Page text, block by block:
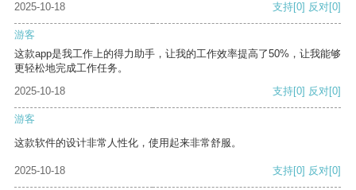
2025-10-18 支持[0] 反对[0]
游客
这款app是我工作上的得力助手，让我的工作效率提高了50%，让我能够
更轻松地完成工作任务。
2025-10-18
支持[0] 反对[0]
游客
这款软件的设计非常人性化，使用起来非常舒服。
2025-10-18 支持[0] 反对[0]